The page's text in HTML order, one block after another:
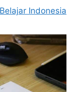
Indonesia